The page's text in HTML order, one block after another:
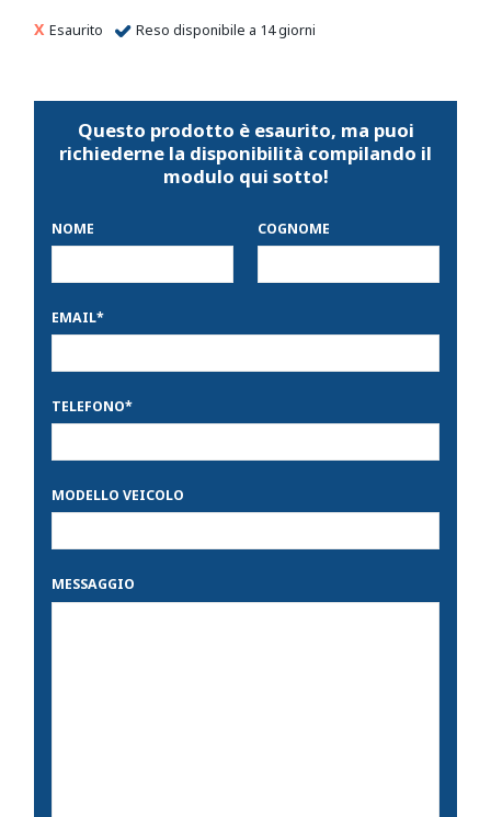
Questo prodotto è esaurito, ma puoi
richiederne la disponibilità compilando il
modulo qui sotto!
NOME COGNOME
EMAIL*
TELEFONO*
MODELLO VEICOLO
MESSAGGIO
Esaurito Reso disponibile a 14 giorni